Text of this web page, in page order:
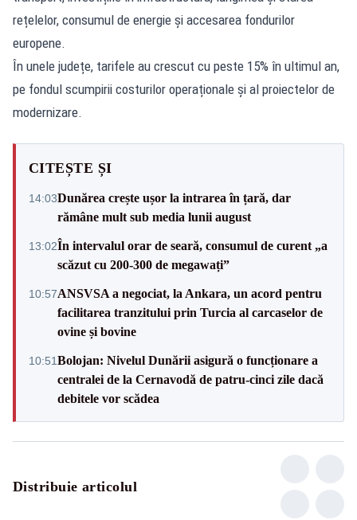
rețelelor, consumul de energie și accesarea fondurilor
europene.
În unele județe, tarifele au crescut cu peste 15% în ultimul an,
pe fondul scumpirii costurilor operaționale și al proiectelor de
modernizare.
CITEȘTE ȘI
14:03Dunărea crește ușor la intrarea în țară, dar
rămâne mult sub media lunii august
13:02În intervalul orar de seară, consumul de curent „a
scăzut cu 200-300 de megawați”
10:57ANSVSA a negociat, la Ankara, un acord pentru
facilitarea tranzitului prin Turcia al carcaselor de
ovine și bovine
10:51Bolojan: Nivelul Dunării asigură o funcționare a
centralei de la Cernavodă de patru-cinci zile dacă
debitele vor scădea
Distribuie articolul